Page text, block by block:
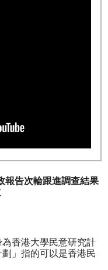
報告次輪跟進調查結果
香港大學民意研究計
」指的可以是香港民